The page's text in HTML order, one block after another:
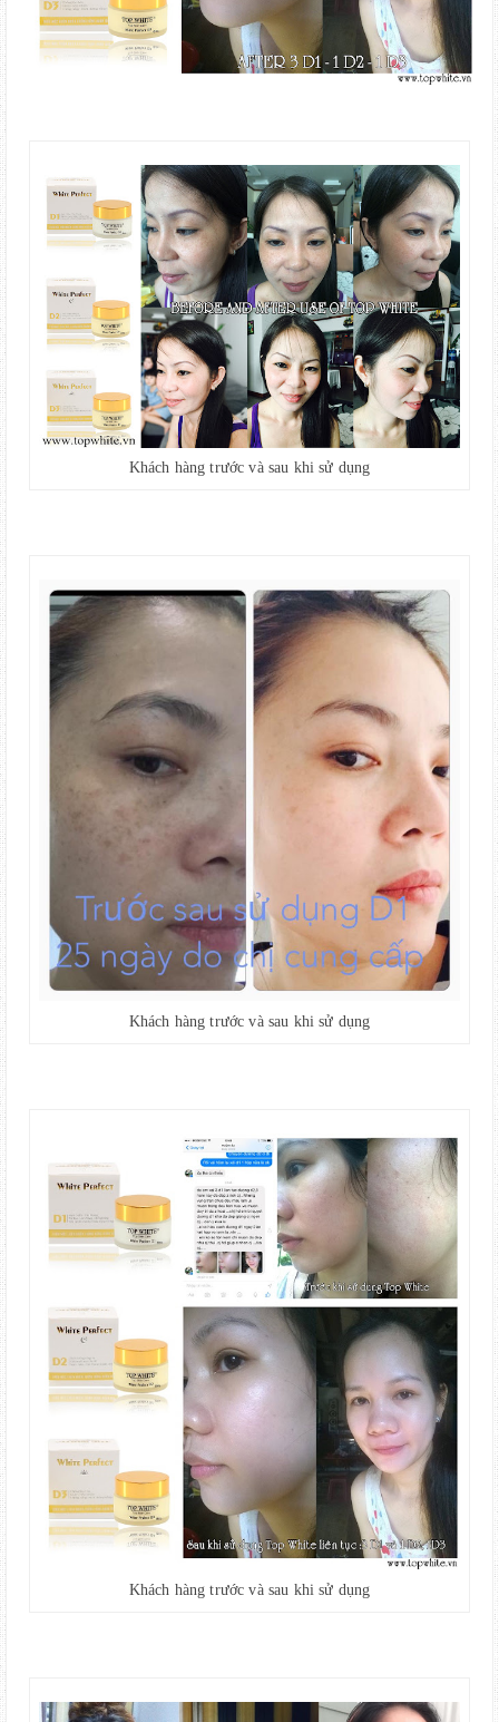
Khách hàng trước và sau khi sử dụng
Khách hàng trước và sau khi sử dụng
Khách hàng trước và sau khi sử dụng